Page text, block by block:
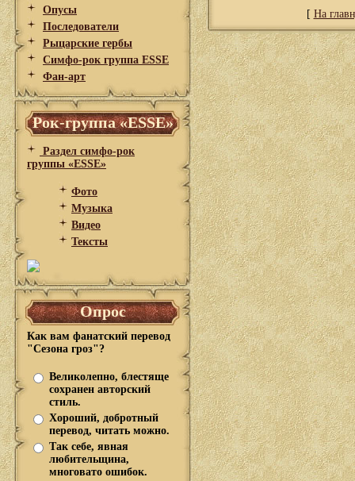
Опусы
Последователи
Рыцарские гербы
Симфо-рок группа ESSE
Фан-арт
Рок-группа «ESSE»
Раздел симфо-рок
группы «ESSE»
Фото
Музыка
Видео
Тексты
Опрос
Как вам фанатский перевод
"Сезона гроз"?
Великолепно, блестяще
сохранен авторский
стиль.
Хороший, добротный
перевод, читать можно.
Так себе, явная
любительщина,
многовато ошибок.
[ На